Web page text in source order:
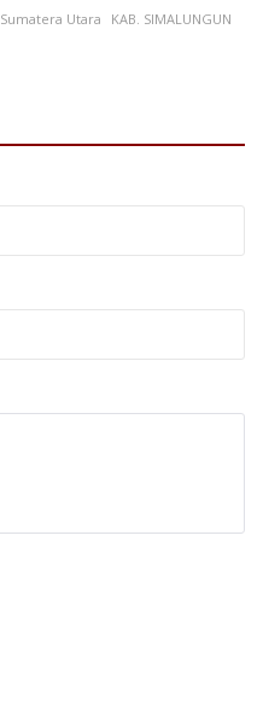
Sumatera Utara
KAB. SIMALUNGUN